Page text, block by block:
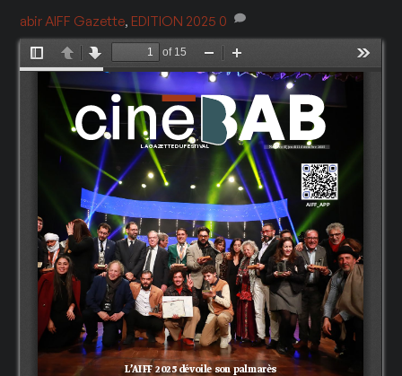
abirAIFF Gazette, EDITION 2025 0